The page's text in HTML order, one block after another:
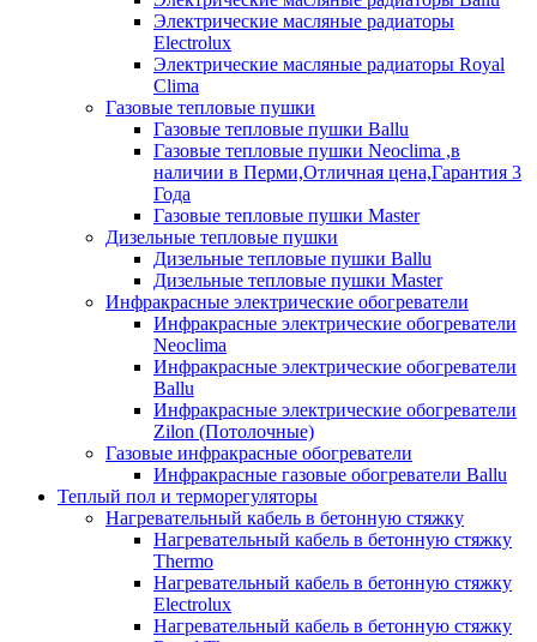
Электрические масляные радиаторы
Electrolux
Электрические масляные радиаторы Royal
Clima
Газовые тепловые пушки
Газовые тепловые пушки Ballu
Газовые тепловые пушки Neoclima ,в
наличии в Перми,Отличная цена,Гарантия 3
Года
Газовые тепловые пушки Master
Дизельные тепловые пушки
Дизельные тепловые пушки Ballu
Дизельные тепловые пушки Master
Инфракрасные электрические обогреватели
Инфракрасные электрические обогреватели
Neoclima
Инфракрасные электрические обогреватели
Ballu
Инфракрасные электрические обогреватели
Zilon (Потолочные)
Газовые инфракрасные обогреватели
Инфракрасные газовые обогреватели Ballu
Теплый пол и терморегуляторы
Нагревательный кабель в бетонную стяжку
Нагревательный кабель в бетонную стяжку
Thermo
Нагревательный кабель в бетонную стяжку
Electrolux
Нагревательный кабель в бетонную стяжку